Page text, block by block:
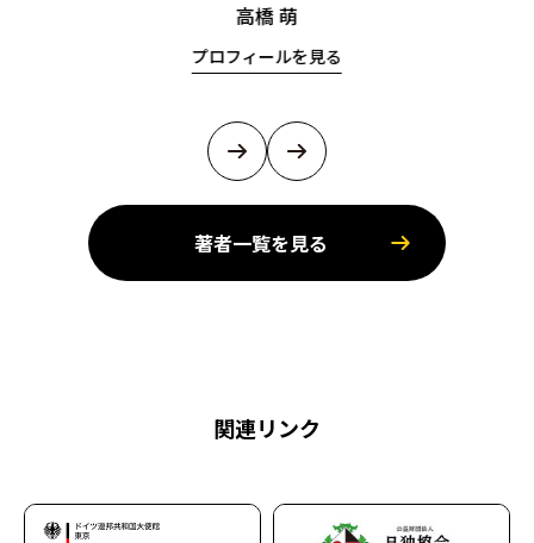
高橋 萌
プロフィールを見る
著者一覧を見る
関連リンク